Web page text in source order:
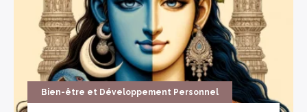
Bien-être et Développement Personnel